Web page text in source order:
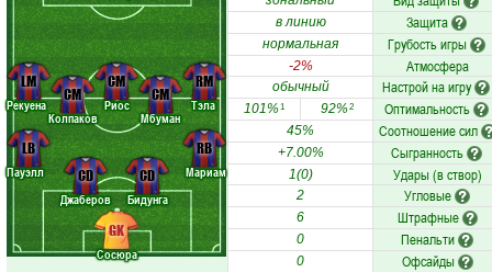
Сосюра
Пауэлл
Джаберов
Бидунга
Мариам
Рекуена
Колпаков
Риос
Мбуман
Тэла
GK
LB
CD
CD
RB
LM
CM
CM
CM
RM
в линию Защита
нормальная Грубость игры
-2% Атмосфера
обычный Настрой на игру
101%1 92%2 Оптимальность
45% Соотношение сил
+7.00% Сыгранность
1(0) Удары (в створ)
2 Угловые
6 Штрафные
0 Пенальти
0 Офсайды